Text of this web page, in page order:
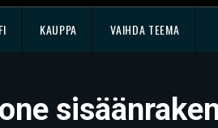
KAUPPA VAIHDA TEEMA